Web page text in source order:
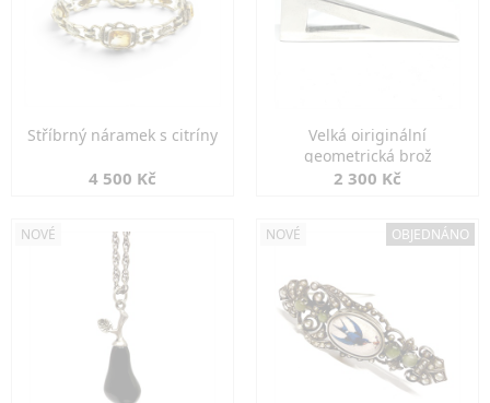
Stříbrný náramek s citríny
4 500 Kč
Velká oiriginální
geometrická brož
2 300 Kč
NOVÉ NOVÉ OBJEDNÁNO